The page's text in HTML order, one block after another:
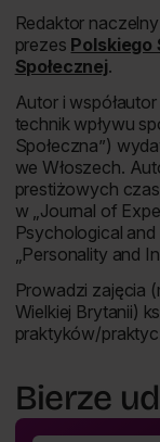
Redaktor
prezes Polskiego
Społecznej.
Autor i współautor
technik wpływu
Społeczna”)
we Włoszech.
prestiżowych
w „Journal of
Psychological and
„Personality and
Prowadzi zajęcia
Wielkiej Brytanii)
praktyków/
Bierze